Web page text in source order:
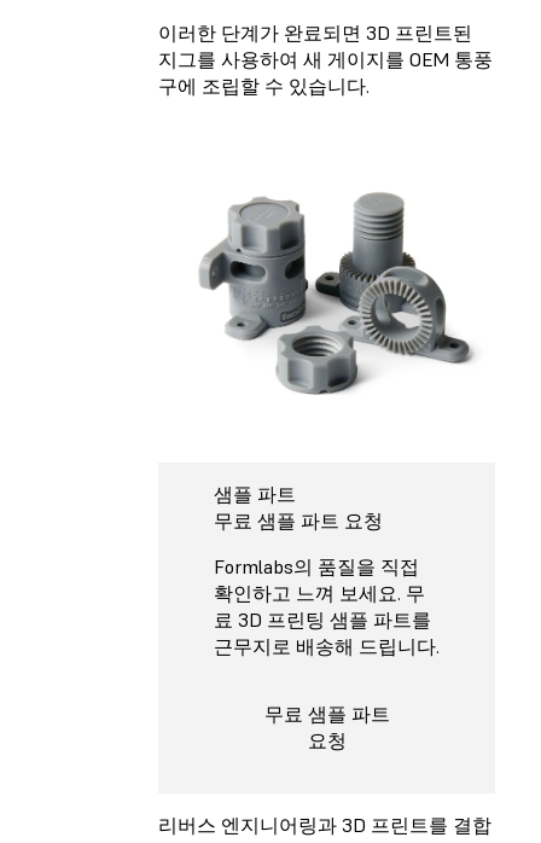
이러한 단계가 완료되면 3D 프린트된
지그를 사용하여 새 게이지를 OEM 통풍
구에 조립할 수 있습니다.
샘플 파트
무료 샘플 파트 요청
Formlabs의 품질을 직접
확인하고 느껴 보세요. 무
료 3D 프린팅 샘플 파트를
근무지로 배송해 드립니다.
무료 샘플 파트
요청
리버스 엔지니어링과 3D 프린트를 결합